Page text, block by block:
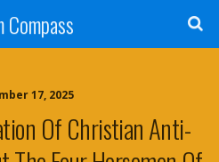
Compass
17, 2025
Of Christian Anti-